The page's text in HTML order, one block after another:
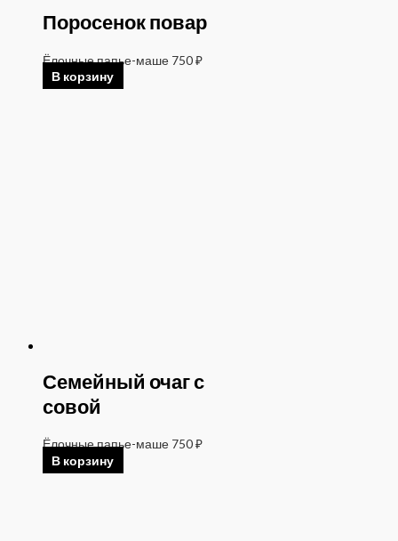
Поросенок повар
Ёлочные папье-маше 750₽
В корзину
Семейный очаг с
совой
Ёлочные папье-маше 750₽
В корзину